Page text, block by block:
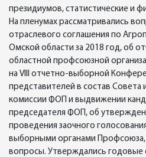
президиумов, статистические и
На пленумах рассматривались
отраслевого соглашения по
Омской области за 2018 год, об
областной профсоюзной
на VIII отчетно-выборной
представителей в состав
комиссии ФОП и выдвижении
председателя ФОП, об
проведения заочного
выборными органами Профсоюза,
вопросы. Утверждались годовые